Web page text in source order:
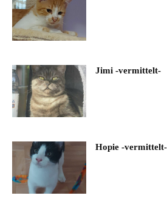
Jimi -vermittelt-
Hopie -vermittelt-